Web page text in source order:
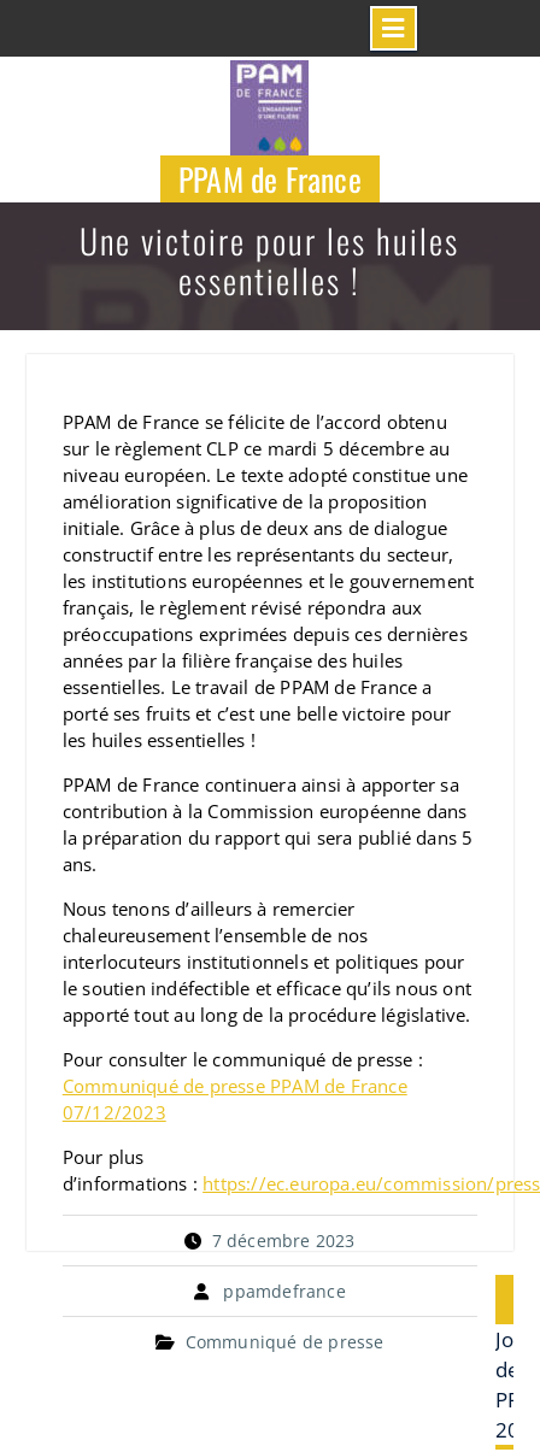
PPAM de France
Une victoire pour les huiles
essentielles !
PPAM de France se félicite de l’accord obtenu
sur le règlement CLP ce mardi 5 décembre au
niveau européen. Le texte adopté constitue une
amélioration significative de la proposition
initiale. Grâce à plus de deux ans de dialogue
constructif entre les représentants du secteur,
les institutions européennes et le gouvernement
français, le règlement révisé répondra aux
préoccupations exprimées depuis ces dernières
années par la filière française des huiles
essentielles. Le travail de PPAM de France a
porté ses fruits et c’est une belle victoire pour
les huiles essentielles !
PPAM de France continuera ainsi à apporter sa
contribution à la Commission européenne dans
la préparation du rapport qui sera publié dans 5
ans.
Nous tenons d’ailleurs à remercier
chaleureusement l’ensemble de nos
interlocuteurs institutionnels et politiques pour
le soutien indéfectible et efficace qu’ils nous ont
apporté tout au long de la procédure législative.
Pour consulter le communiqué de presse :
Communiqué de presse PPAM de France
07/12/2023
Pour plus
d’informations : https://ec.europa.eu/commission/
7 décembre 2023
ppamdefrance
Communiqué de presse
post:
des